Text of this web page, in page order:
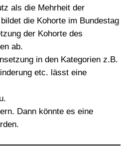
als die Mehrheit der
die Kohorte im Bundestag
der Kohorte des
ab.
in den Kategorien z.B.
etc. lässt eine
Dann könnte es eine